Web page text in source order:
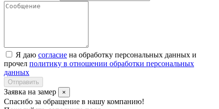
Я даю согласие на обработку персональных данных и
прочел политику в отношении обработки персональных
данных
Отправить
Заявка на замер ×
Спасибо за обращение в нашу компанию!